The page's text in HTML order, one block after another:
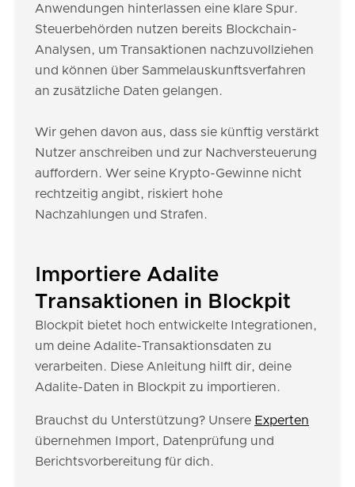
Anwendungen hinterlassen eine klare Spur.
Steuerbehörden nutzen bereits Blockchain-
Analysen, um Transaktionen nachzuvollziehen
und können über Sammelauskunftsverfahren
an zusätzliche Daten gelangen.
Wir gehen davon aus, dass sie künftig verstärkt
Nutzer anschreiben und zur Nachversteuerung
auffordern. Wer seine Krypto-Gewinne nicht
rechtzeitig angibt, riskiert hohe
Nachzahlungen und Strafen.
Importiere Adalite
Transaktionen in Blockpit
Blockpit bietet hoch entwickelte Integrationen,
um deine Adalite-Transaktionsdaten zu
verarbeiten. Diese Anleitung hilft dir, deine
Adalite-Daten in Blockpit zu importieren.
Brauchst du Unterstützung? Unsere Experten
übernehmen Import, Datenprüfung und
Berichtsvorbereitung für dich.